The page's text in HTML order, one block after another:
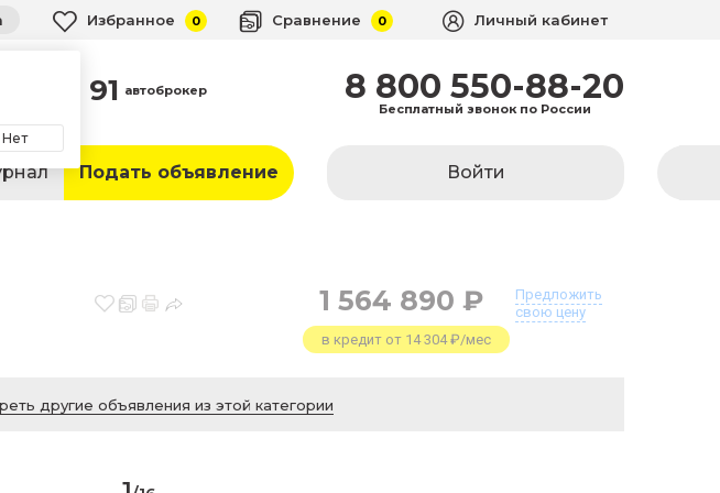
Нет
Избранное 0 Сравнение 0 Личный кабинет
91 автоброкер 8 800 550-88-20
Бесплатный звонок по России
Подать объявление Войти
1 564 890 ₽
Предложить
свою цену
в кредит от 14 304 ₽/мес
другие объявления из этой категории